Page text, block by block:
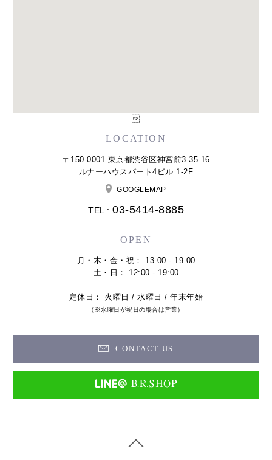
LOCATION
〒150-0001 東京都渋谷区神宮前3-35-16
ルナーハウスパート4ビル 1-2F
GOOGLEMAP
TEL : 03-5414-8885
OPEN
月・木・金・祝： 13:00 - 19:00
土・日： 12:00 - 19:00
定休日： 火曜日 / 水曜日 / 年末年始
（※水曜日が祝日の場合は営業）
CONTACT US